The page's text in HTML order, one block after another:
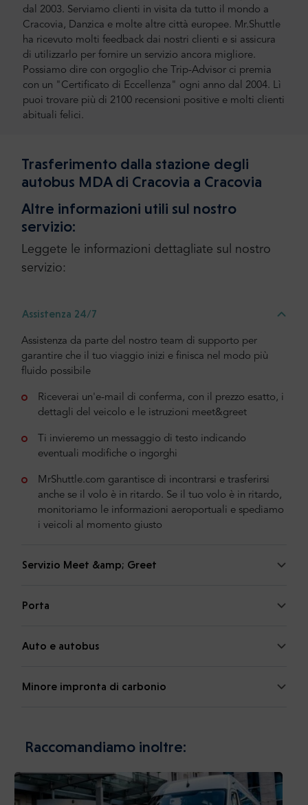
dal 2003. Serviamo clienti in visita da tutto il mondo a
Cracovia, Danzica e molte altre città europee. Mr.Shuttle
ha ricevuto molti feedback dai nostri clienti e si assicura
di utilizzarlo per fornire un servizio ancora migliore.
Possiamo dire con orgoglio che Trip-Advisor ci premia
con un "Certificato di Eccellenza" ogni anno dal 2004. Lì
puoi trovare più di 2100 recensioni positive e molti clienti
abituali felici.
Trasferimento dalla stazione degli
autobus MDA di Cracovia a Cracovia
Altre informazioni utili sul nostro
servizio:
Leggete le informazioni dettagliate sul nostro
servizio:
Assistenza 24/7
Assistenza da parte del nostro team di supporto per
garantire che il tuo viaggio inizi e finisca nel modo più
fluido possibile
Riceverai un'e-mail di conferma, con il prezzo esatto, i
dettagli del veicolo e le istruzioni meet&greet
Ti invieremo un messaggio di testo indicando
eventuali modifiche o ingorghi
MrShuttle.com garantisce di incontrarsi e trasferirsi
anche se il volo è in ritardo. Se il tuo volo è in ritardo,
monitoriamo le informazioni aeroportuali e spediamo
i veicoli al momento giusto
Servizio Meet &amp; Greet
Porta
Auto e autobus
Minore impronta di carbonio
Raccomandiamo inoltre: